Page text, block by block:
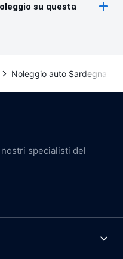
su questa
Noleggio auto Sardegna
specialisti del